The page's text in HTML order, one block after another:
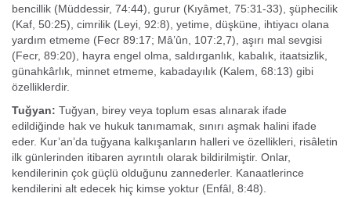
bencillik (Müddessir, 74:44), gurur (Kıyâmet, 75:31-33), şüphecilik
(Kaf, 50:25), cimrilik (Leyi, 92:8), yetime, düşküne, ihtiyacı olana
yardım etmeme (Fecr 89:17; Mâ’ûn, 107:2,7), aşırı mal sevgisi
(Fecr, 89:20), hayra engel olma, saldırganlık, kabalık, itaatsizlik,
günahkârlık, minnet etmeme, kabadayılık (Kalem, 68:13) gibi
özelliklerdir.
Tuğyan: Tuğyan, birey veya toplum esas alınarak ifade
edildiğinde hak ve hukuk ta­nımamak, sınırı aşmak halini ifade
eder. Kur’an’da tuğyana kalkışanların halleri ve özellikleri, risâletin
ilk günlerinden itibaren ayrıntılı olarak bildirilmiştir. Onlar,
kendilerinin çok güçlü olduğunu zannederler. Kanaatlerince
kendilerini alt edecek hiç kimse yoktur (Enfâl, 8:48).